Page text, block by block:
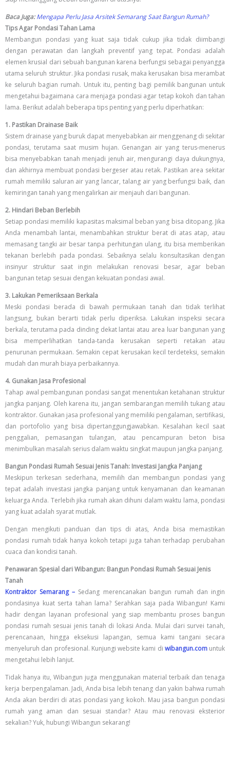
Baca Juga: Mengapa Perlu Jasa Arsitek Semarang Saat Bangun Rumah?
Tips Agar Pondasi Tahan Lama
Membangun pondasi yang kuat saja tidak cukup jika tidak diimbangi
dengan perawatan dan langkah preventif yang tepat. Pondasi adalah
elemen krusial dari sebuah bangunan karena berfungsi sebagai penyangga
utama seluruh struktur. Jika pondasi rusak, maka kerusakan bisa merambat
ke seluruh bagian rumah. Untuk itu, penting bagi pemilik bangunan untuk
mengetahui bagaimana cara menjaga pondasi agar tetap kokoh dan tahan
lama. Berikut adalah beberapa tips penting yang perlu diperhatikan:
1. Pastikan Drainase Baik
Sistem drainase yang buruk dapat menyebabkan air menggenang di sekitar
pondasi, terutama saat musim hujan. Genangan air yang terus-menerus
bisa menyebabkan tanah menjadi jenuh air, mengurangi daya dukungnya,
dan akhirnya membuat pondasi bergeser atau retak. Pastikan area sekitar
rumah memiliki saluran air yang lancar, talang air yang berfungsi baik, dan
kemiringan tanah yang mengalirkan air menjauh dari bangunan.
2. Hindari Beban Berlebih
Setiap pondasi memiliki kapasitas maksimal beban yang bisa ditopang. Jika
Anda menambah lantai, menambahkan struktur berat di atas atap, atau
memasang tangki air besar tanpa perhitungan ulang, itu bisa memberikan
tekanan berlebih pada pondasi. Sebaiknya selalu konsultasikan dengan
insinyur struktur saat ingin melakukan renovasi besar, agar beban
bangunan tetap sesuai dengan kekuatan pondasi awal.
3. Lakukan Pemeriksaan Berkala
Meski pondasi berada di bawah permukaan tanah dan tidak terlihat
langsung, bukan berarti tidak perlu diperiksa. Lakukan inspeksi secara
berkala, terutama pada dinding dekat lantai atau area luar bangunan yang
bisa memperlihatkan tanda-tanda kerusakan seperti retakan atau
penurunan permukaan. Semakin cepat kerusakan kecil terdeteksi, semakin
mudah dan murah biaya perbaikannya.
4. Gunakan Jasa Profesional
Tahap awal pembangunan pondasi sangat menentukan ketahanan struktur
jangka panjang. Oleh karena itu, jangan sembarangan memilih tukang atau
kontraktor. Gunakan jasa profesional yang memiliki pengalaman, sertifikasi,
dan portofolio yang bisa dipertanggungjawabkan. Kesalahan kecil saat
penggalian, pemasangan tulangan, atau pencampuran beton bisa
menimbulkan masalah serius dalam waktu singkat maupun jangka panjang.
Bangun Pondasi Rumah Sesuai Jenis Tanah: Investasi Jangka Panjang
Meskipun terkesan sederhana, memilih dan membangun pondasi yang
tepat adalah investasi jangka panjang untuk kenyamanan dan keamanan
keluarga Anda. Terlebih jika rumah akan dihuni dalam waktu lama, pondasi
yang kuat adalah syarat mutlak.
Dengan mengikuti panduan dan tips di atas, Anda bisa memastikan
pondasi rumah tidak hanya kokoh tetapi juga tahan terhadap perubahan
cuaca dan kondisi tanah.
Penawaran Spesial dari Wibangun: Bangun Pondasi Rumah Sesuai Jenis
Tanah
Kontraktor Semarang – Sedang merencanakan bangun rumah dan ingin
pondasinya kuat serta tahan lama? Serahkan saja pada Wibangun! Kami
hadir dengan layanan profesional yang siap membantu proses bangun
pondasi rumah sesuai jenis tanah di lokasi Anda. Mulai dari survei tanah,
perencanaan, hingga eksekusi lapangan, semua kami tangani secara
menyeluruh dan profesional. Kunjungi website kami di wibangun.comuntuk
mengetahui lebih lanjut.
Tidak hanya itu, Wibangun juga menggunakan material terbaik dan tenaga
kerja berpengalaman. Jadi, Anda bisa lebih tenang dan yakin bahwa rumah
Anda akan berdiri di atas pondasi yang kokoh. Mau jasa bangun pondasi
rumah yang aman dan sesuai standar? Atau mau renovasi eksterior
sekalian? Yuk, hubungi Wibangun sekarang!